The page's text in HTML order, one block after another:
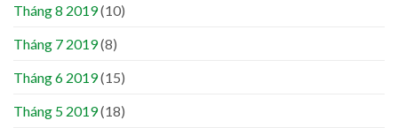
Tháng 8 2019(10)
Tháng 7 2019(8)
Tháng 6 2019(15)
Tháng 5 2019(18)